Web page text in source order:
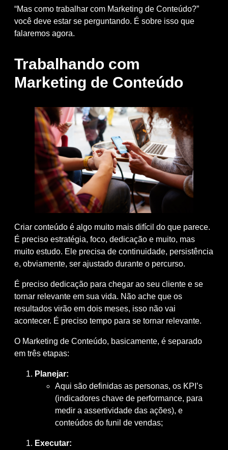
“Mas como trabalhar com Marketing de Conteúdo?”
você deve estar se perguntando. É sobre isso que
falaremos agora.
Trabalhando com
Marketing de Conteúdo
Criar conteúdo é algo muito mais difícil do que parece.
É preciso estratégia, foco, dedicação e muito, mas
muito estudo. Ele precisa de continuidade, persistência
e, obviamente, ser ajustado durante o percurso.
É preciso dedicação para chegar ao seu cliente e se
tornar relevante em sua vida. Não ache que os
resultados virão em dois meses, isso não vai
acontecer. É preciso tempo para se tornar relevante.
O Marketing de Conteúdo, basicamente, é separado
em três etapas:
Planejar:
Aqui são definidas as personas, os KPI’s
(indicadores chave de performance, para
medir a assertividade das ações), e
conteúdos do funil de vendas;
Executar: